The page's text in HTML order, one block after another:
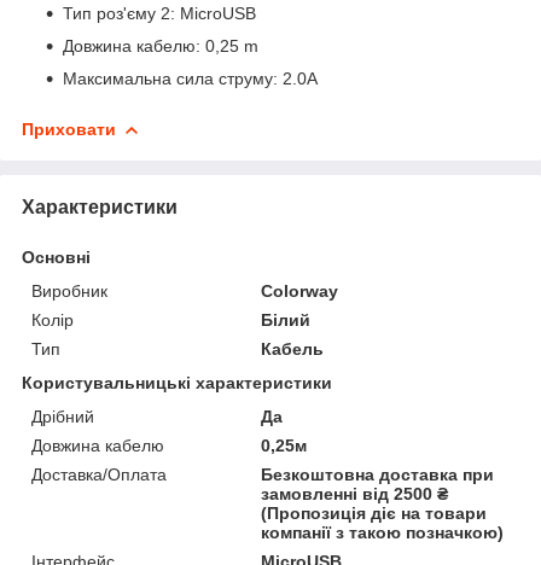
Тип роз'єму 2: MicroUSB
Довжина кабелю: 0,25 m
Максимальна сила струму: 2.0A
Приховати
Характеристики
Основні
Виробник
Colorway
Колір
Білий
Тип
Кабель
Користувальницькі характеристики
Дрібний
Да
Довжина кабелю
0,25м
Доставка/Оплата
Безкоштовна доставка при
замовленні від 2500 ₴
(Пропозиція діє на товари
компанії з такою позначкою)
Інтерфейс
MicroUSB